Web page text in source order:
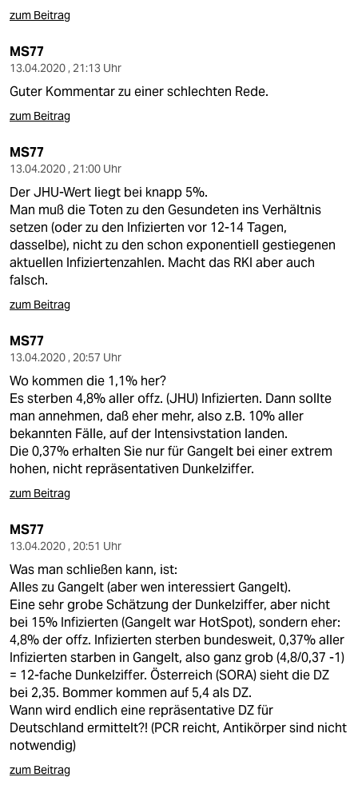
abo
genossenschaft
zum Beitrag
MS77
13.04.2020 , 21:13 Uhr
Guter Kommentar zu einer schlechten Rede.
zum Beitrag
MS77
13.04.2020 , 21:00 Uhr
Der JHU-Wert liegt bei knapp 5%.
Man muß die Toten zu den Gesundeten ins Verhältnis
setzen (oder zu den Infizierten vor 12-14 Tagen,
dasselbe), nicht zu den schon exponentiell gestiegenen
aktuellen Infiziertenzahlen. Macht das RKI aber auch
falsch.
zum Beitrag
MS77
13.04.2020 , 20:57 Uhr
Wo kommen die 1,1% her?
Es sterben 4,8% aller offz. (JHU) Infizierten. Dann sollte
man annehmen, daß eher mehr, also z.B. 10% aller
bekannten Fälle, auf der Intensivstation landen.
Die 0,37% erhalten Sie nur für Gangelt bei einer extrem
hohen, nicht repräsentativen Dunkelziffer.
zum Beitrag
MS77
13.04.2020 , 20:51 Uhr
Was man schließen kann, ist:
Alles zu Gangelt (aber wen interessiert Gangelt).
Eine sehr grobe Schätzung der Dunkelziffer, aber nicht
bei 15% Infizierten (Gangelt war HotSpot), sondern eher:
4,8% der offz. Infizierten sterben bundesweit, 0,37% aller
Infizierten starben in Gangelt, also ganz grob (4,8/0,37 -1)
= 12-fache Dunkelziffer. Österreich (SORA) sieht die DZ
bei 2,35. Bommer kommen auf 5,4 als DZ.
Wann wird endlich eine repräsentative DZ für
Deutschland ermittelt?! (PCR reicht, Antikörper sind nicht
notwendig)
zum Beitrag